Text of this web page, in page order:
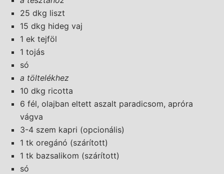
25 dkg liszt
15 dkg hideg vaj
1 ek tejföl
1 tojás
só
a töltelékhez
10 dkg ricotta
6 fél, olajban eltett aszalt paradicsom, apróra
vágva
3-4 szem kapri (opcionális)
1 tk oregánó (szárított)
1 tk bazsalikom (szárított)
só